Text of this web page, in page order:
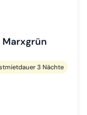
3 wechseln
4 wechseln
5 wechseln
3 Nächte